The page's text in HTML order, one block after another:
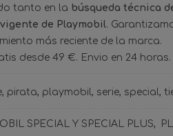
tanto en la búsqueda técnica
de Playmobil.
más reciente de la marca.
desde 49 €. Envio en 24
pirata playmobil serie special
SPECIAL Y SPECIAL PLUS